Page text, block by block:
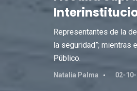
Representantes de la
la seguridad”; mientras
Público.
Natalia Palma 02-